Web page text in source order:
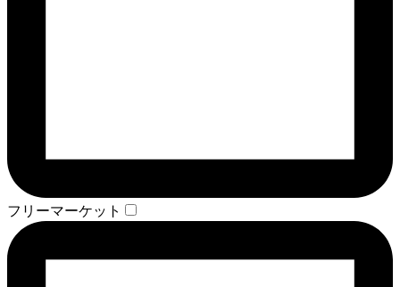
フリーマーケット